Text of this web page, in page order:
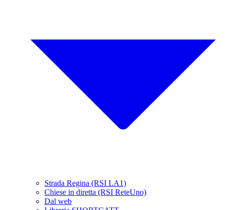
Strada Regina (RSI LA1)
Chiese in diretta (RSI ReteUno)
Dal web